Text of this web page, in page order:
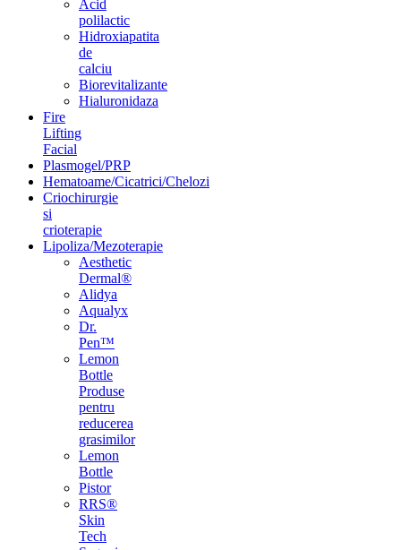
Acid
polilactic
Hidroxiapatita
de
calciu
Biorevitalizante
Hialuronidaza
Fire
Lifting
Facial
Plasmogel/PRP
Hematoame/Cicatrici/Chelozi
Criochirurgie
si
crioterapie
Lipoliza/Mezoterapie
Aesthetic
Dermal®
Alidya
Aqualyx
Dr.
Pen™
Lemon
Bottle
Produse
pentru
reducerea
grasimilor
Lemon
Bottle
Pistor
RRS®
Skin
Tech